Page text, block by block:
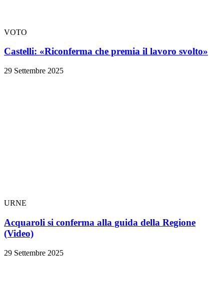
VOTO
Castelli: «Riconferma che premia il lavoro svolto»
29 Settembre 2025
URNE
Acquaroli si conferma alla guida della Regione
(Video)
29 Settembre 2025